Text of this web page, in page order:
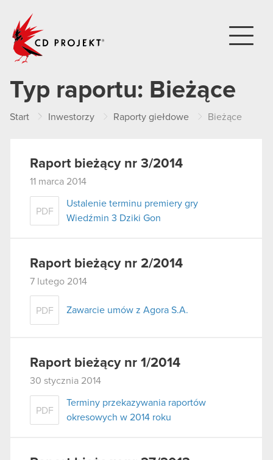
Typ raportu: Bieżące
Start Inwestorzy Raporty giełdowe Bieżące
Raport bieżący nr 3/2014
11 marca 2014
PDF
Ustalenie terminu premiery gry
Wiedźmin 3 Dziki Gon
Raport bieżący nr 2/2014
7 lutego 2014
PDF Zawarcie umów z Agora S.A.
Raport bieżący nr 1/2014
30 stycznia 2014
PDF
Terminy przekazywania raportów
okresowych w 2014 roku